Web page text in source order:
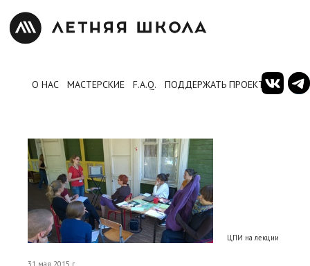
О НАС МАСТЕРСКИЕ F.A.Q. ПОДДЕРЖАТЬ ПРОЕКТ
ЦПИ на лекции
31 мая 2015 г.